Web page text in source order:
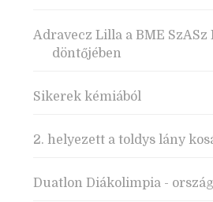
Adravecz Lilla a BME
döntőjében
Sikerek kémiából
2. helyezett a toldys lány
Duatlon Diákolimpia -